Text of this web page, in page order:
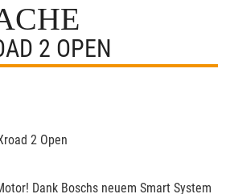
2 OPEN
Dank Boschs neuem Smart System